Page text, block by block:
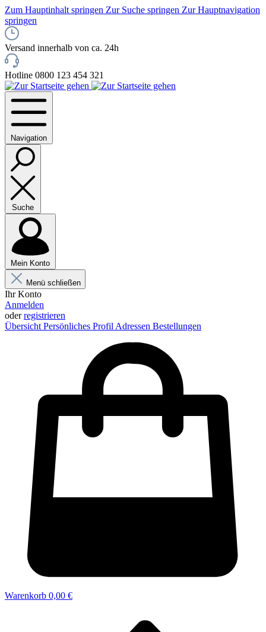
Zum Hauptinhalt springen Zur Suche springen Zur Hauptnavigation
springen
Versand innerhalb von ca. 24h
Hotline 0800 123 454 321
Navigation
Suche
Mein Konto
Menü schließen
Ihr Konto
Anmelden
oderregistrieren
Übersicht Persönliches Profil Adressen Bestellungen
Warenkorb 0,00 €